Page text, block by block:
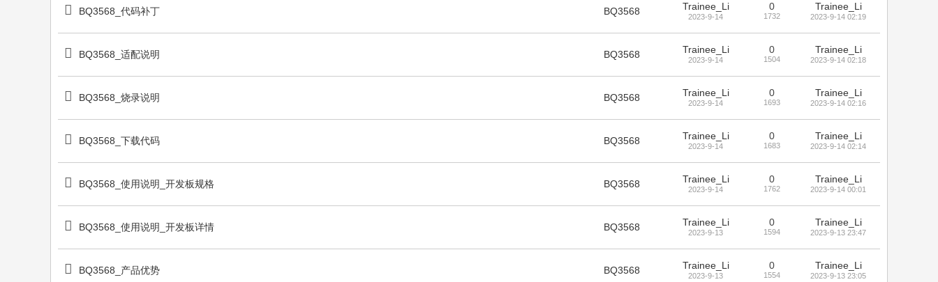
BQ3568_代码补丁 BQ3568 Trainee_Li
2023-9-14
0
1732
Trainee_Li
2023-9-14 02:19
BQ3568_适配说明 BQ3568 Trainee_Li
2023-9-14
0
1504
Trainee_Li
2023-9-14 02:18
BQ3568_烧录说明 BQ3568 Trainee_Li
2023-9-14
0
1693
Trainee_Li
2023-9-14 02:16
BQ3568_下载代码 BQ3568 Trainee_Li
2023-9-14
0
1683
Trainee_Li
2023-9-14 02:14
BQ3568_使用说明_开发板规格 BQ3568 Trainee_Li
2023-9-14
0
1762
Trainee_Li
2023-9-14 00:01
BQ3568_使用说明_开发板详情 BQ3568 Trainee_Li
2023-9-13
0
1594
Trainee_Li
2023-9-13 23:47
BQ3568_产品优势 BQ3568 Trainee_Li
2023-9-13
0
1554
Trainee_Li
2023-9-13 23:05